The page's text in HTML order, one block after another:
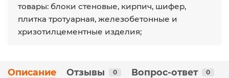
товары: блоки стеновые, кирпич, шифер,
плитка тротуарная, железобетонные и
хризотилцементные изделия;
Описание Отзывы 0 Вопрос-ответ 0